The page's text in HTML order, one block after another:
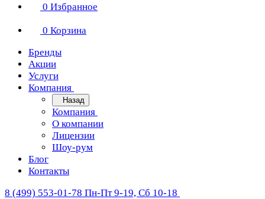
0 Избранное
0 Корзина
Бренды
Акции
Услуги
Компания
Назад
Компания
О компании
Лицензии
Шоу-рум
Блог
Контакты
8 (499) 553-01-78 Пн-Пт 9-19, Сб 10-18